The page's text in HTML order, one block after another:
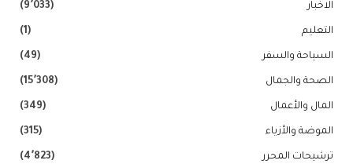
الاخبار (9٬033)
التعليم (1)
السياحة والسفر (49)
الصحة والجمال (15٬308)
المال والأعمال (349)
الموضة والأزياء (315)
ترشيحات المحرر (4٬823)